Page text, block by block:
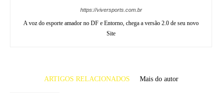
https://viversports.com.br
A voz do esporte amador no DF e Entorno, chega a versão 2.0 de seu novo
Site
ARTIGOS RELACIONADOS Mais do autor